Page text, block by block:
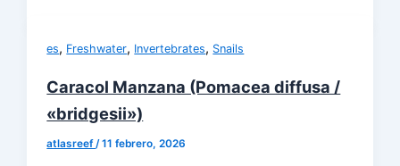
es, Freshwater, Invertebrates, Snails
Caracol Manzana (Pomacea diffusa /
«bridgesii»)
atlasreef /11 febrero, 2026